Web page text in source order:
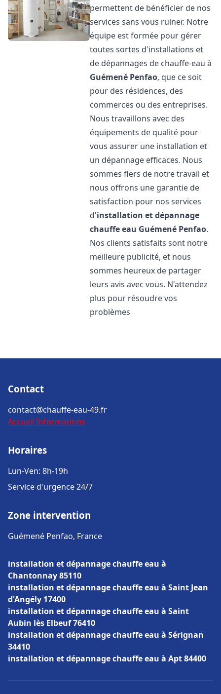
permettent de bénéficier de nos
services sans vous ruiner. Notre
équipe est formée pour gérer
toutes sortes d'installations et
de dépannages de chauffe-eau à
Guémené Penfao, que ce soit
pour des résidences, des
commerces ou des entreprises.
Nous travaillons avec des
équipements de qualité pour
vous assurer une installation et
un dépannage efficaces. Nous
sommes fiers de notre travail et
nous offrons une garantie de
satisfaction pour nos services
d'installation et dépannage
chauffe eau Guémené Penfao.
Nos clients satisfaits sont notre
meilleure publicité, et nous
sommes heureux de partager
leurs avis avec vous. N'attendez
plus pour résoudre vos
problèmes
Contact
contact@chauffe-eau-49.fr
Accueil Informations
Horaires
Lun-Ven: 8h-19h
Service d'urgence 24/7
Zone intervention
Guémené Penfao, France
installation et dépannage chauffe eau à
Chantonnay 85110
installation et dépannage chauffe eau à Saint Jean
d'Angély 17400
installation et dépannage chauffe eau à Saint
Aubin lès Elbeuf 76410
installation et dépannage chauffe eau à Sérignan
34410
installation et dépannage chauffe eau à Apt 84400